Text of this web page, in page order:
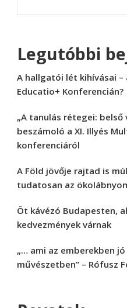
Legutóbbi
A hallgatói lét kihívásai
Educatio+ Konferencián?
„A tanulás rétegei: belső
beszámoló a XI. Illyés
konferenciáról
A Föld jövője rajtad is
tudatosan az
Öt kávézó Budapesten,
kedvezmények várnak
„… ami az emberekben
művészetben” – Rófusz